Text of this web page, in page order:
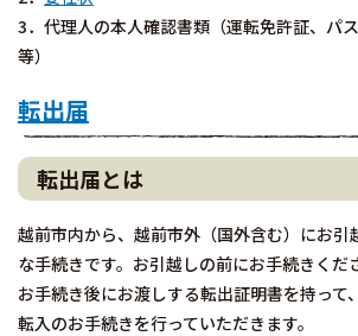
3．代理人の本人確認書類（運転免許証、パ
等）
転出届
転出届とは
越前市内から、越前市外（国外含む）にお引
な手続きです。お引越しの前にお手続きくだ
お手続き後にお渡しする転出証明書を持って
転入のお手続きを行っていただきます。